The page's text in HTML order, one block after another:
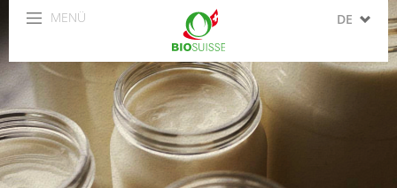
MENÜ DE